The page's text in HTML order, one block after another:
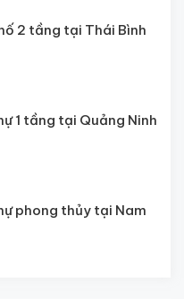
2 tầng tại Thái Bình
1 tầng tại Quảng Ninh
phong thủy tại Nam